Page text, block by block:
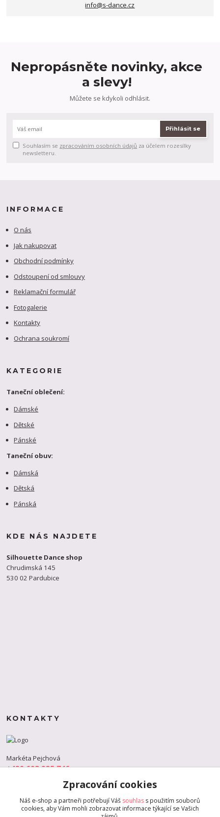
info@s-dance.cz
Nepropásněte novinky, akce
a slevy!
Můžete se kdykoli odhlásit.
Přihlásit se
Souhlasím se zpracováním osobních údajů za účelem rozesílky
newsletteru.
INFORMACE
O nás
Jak nakupovat
Obchodní podmínky
Odstoupení od smlouvy
Reklamační formulář
Fotogalerie
Kontakty
Ochrana soukromí
KATEGORIE
Taneční oblečení:
Dámské
Dětské
Pánské
Taneční obuv:
Dámská
Dětská
Pánská
KDE NÁS NAJDETE
Silhouette Dance shop
Chrudimská 145
530 02 Pardubice
KONTAKTY
Markéta Pejchová
+420 603 925 746
info@s-dance.cz
Zpracování cookies
Náš e-shop a partneři potřebují Váš souhlas s použitím souborů
cookies, aby Vám mohli zobrazovat informace týkající se Vašich